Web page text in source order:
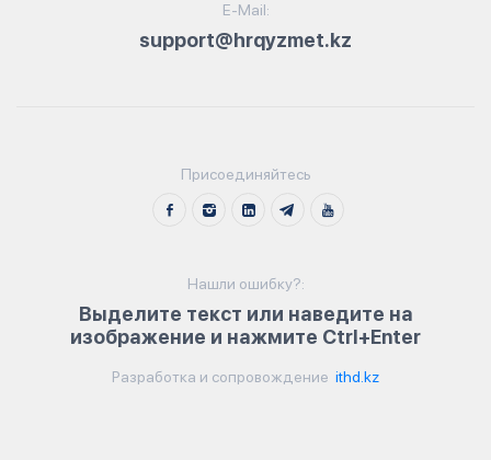
E-Mail:
support@hrqyzmet.kz
Присоединяйтесь
Нашли ошибку?:
Выделите текст или наведите на
изображение и нажмите Ctrl+Enter
Разработка и сопровождение ithd.kz